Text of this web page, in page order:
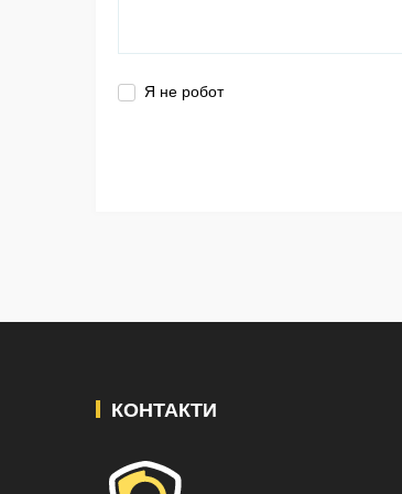
Я не робот
КОНТАКТИ